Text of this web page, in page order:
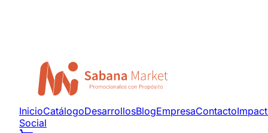
InicioCatálogoDesarrollosBlogEmpresaContacto
Social